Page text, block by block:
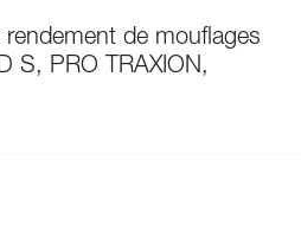
rendement de mouflages
S, PRO TRAXION,